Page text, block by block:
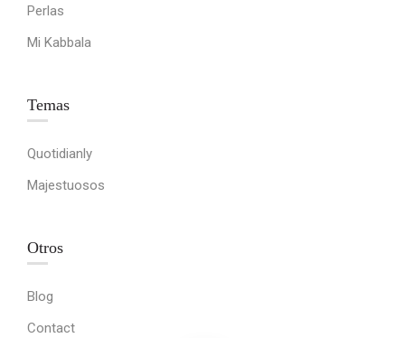
Perlas
Mi Kabbala
Temas
Quotidianly
Majestuosos
Otros
Blog
Contact